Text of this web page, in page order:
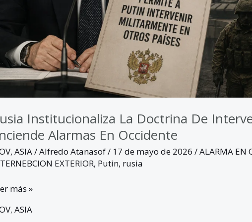
Institucionaliza La Doctrina De
Alarmas En Occidente
, ASIA/Alfredo Atanasof/ 17 de mayo de 2026 /ALARMA EN
EXTERIOR, Putin, rusia
más »
, ASIA